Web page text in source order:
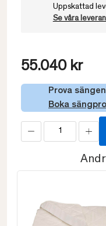
Uppskattad
Se våra
55.040 kr
Prova
Boka